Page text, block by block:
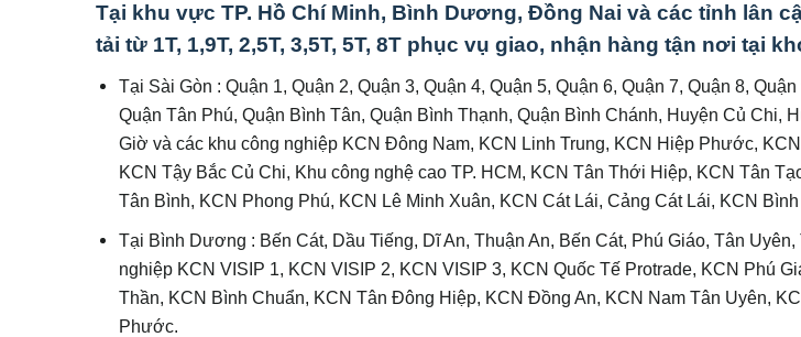
Tại khu vực TP. Hồ Chí Minh, Bình Dương, Đồng Nai và các tỉnh lân
tải từ 1T, 1,9T, 2,5T, 3,5T, 5T, 8T phục vụ giao, nhận hàng tận nơi tại
Tại Sài Gòn : Quận 1, Quận 2, Quận 3, Quận 4, Quận 5, Quận 6, Quận 7, Quận 8,
Quận Tân Phú, Quận Bình Tân, Quận Bình Thạnh, Quận Bình Chánh, Huyện Củ Chi,
Giờ và các khu công nghiệp KCN Đông Nam, KCN Linh Trung, KCN Hiệp Phước,
KCN Tậy Bắc Củ Chi, Khu công nghệ cao TP. HCM, KCN Tân Thới Hiệp, KCN Tân
Tân Bình, KCN Phong Phú, KCN Lê Minh Xuân, KCN Cát Lái, Cảng Cát Lái, KCN
Tại Bình Dương : Bến Cát, Dầu Tiếng, Dĩ An, Thuận An, Bến Cát, Phú Giáo, Tân
nghiệp KCN VISIP 1, KCN VISIP 2, KCN VISIP 3, KCN Quốc Tế Protrade, KCN Phú
Thần, KCN Bình Chuẩn, KCN Tân Đông Hiệp, KCN Đồng An, KCN Nam Tân Uyên,
Phước.